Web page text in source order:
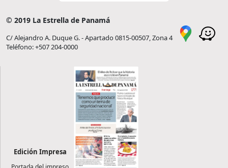
© 2019 La Estrella de Panamá
C/ Alejandro A. Duque G. - Apartado 0815-00507, Zona 4
Teléfono: +507 204-0000
Edición Impresa